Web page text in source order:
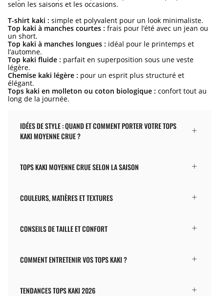
selon les saisons et les occasions.
T-shirt kaki : simple et polyvalent pour un look minimaliste.
Top kaki à manches courtes : frais pour l’été avec un jean ou
un short.
Top kaki à manches longues : idéal pour le printemps et
l’automne.
Top kaki fluide : parfait en superposition sous une veste
légère.
Chemise kaki légère : pour un esprit plus structuré et
élégant.
Tops kaki en molleton ou coton biologique : confort tout au
long de la journée.
IDÉES DE STYLE : QUAND ET COMMENT PORTER VOTRE TOPS
KAKI MOYENNE CRUE ?
TOPS KAKI MOYENNE CRUE SELON LA SAISON
COULEURS, MATIÈRES ET TEXTURES
CONSEILS DE TAILLE ET CONFORT
COMMENT ENTRETENIR VOS TOPS KAKI ?
TENDANCES TOPS KAKI 2026